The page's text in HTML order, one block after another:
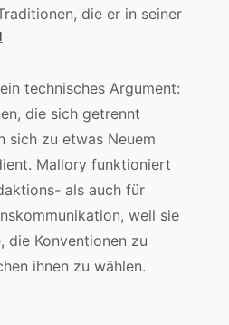
die er in seiner
technisches Argument:
die sich getrennt
sich zu etwas Neuem
Mallory funktioniert
als auch für
weil sie
die Konventionen zu
ihnen zu wählen.